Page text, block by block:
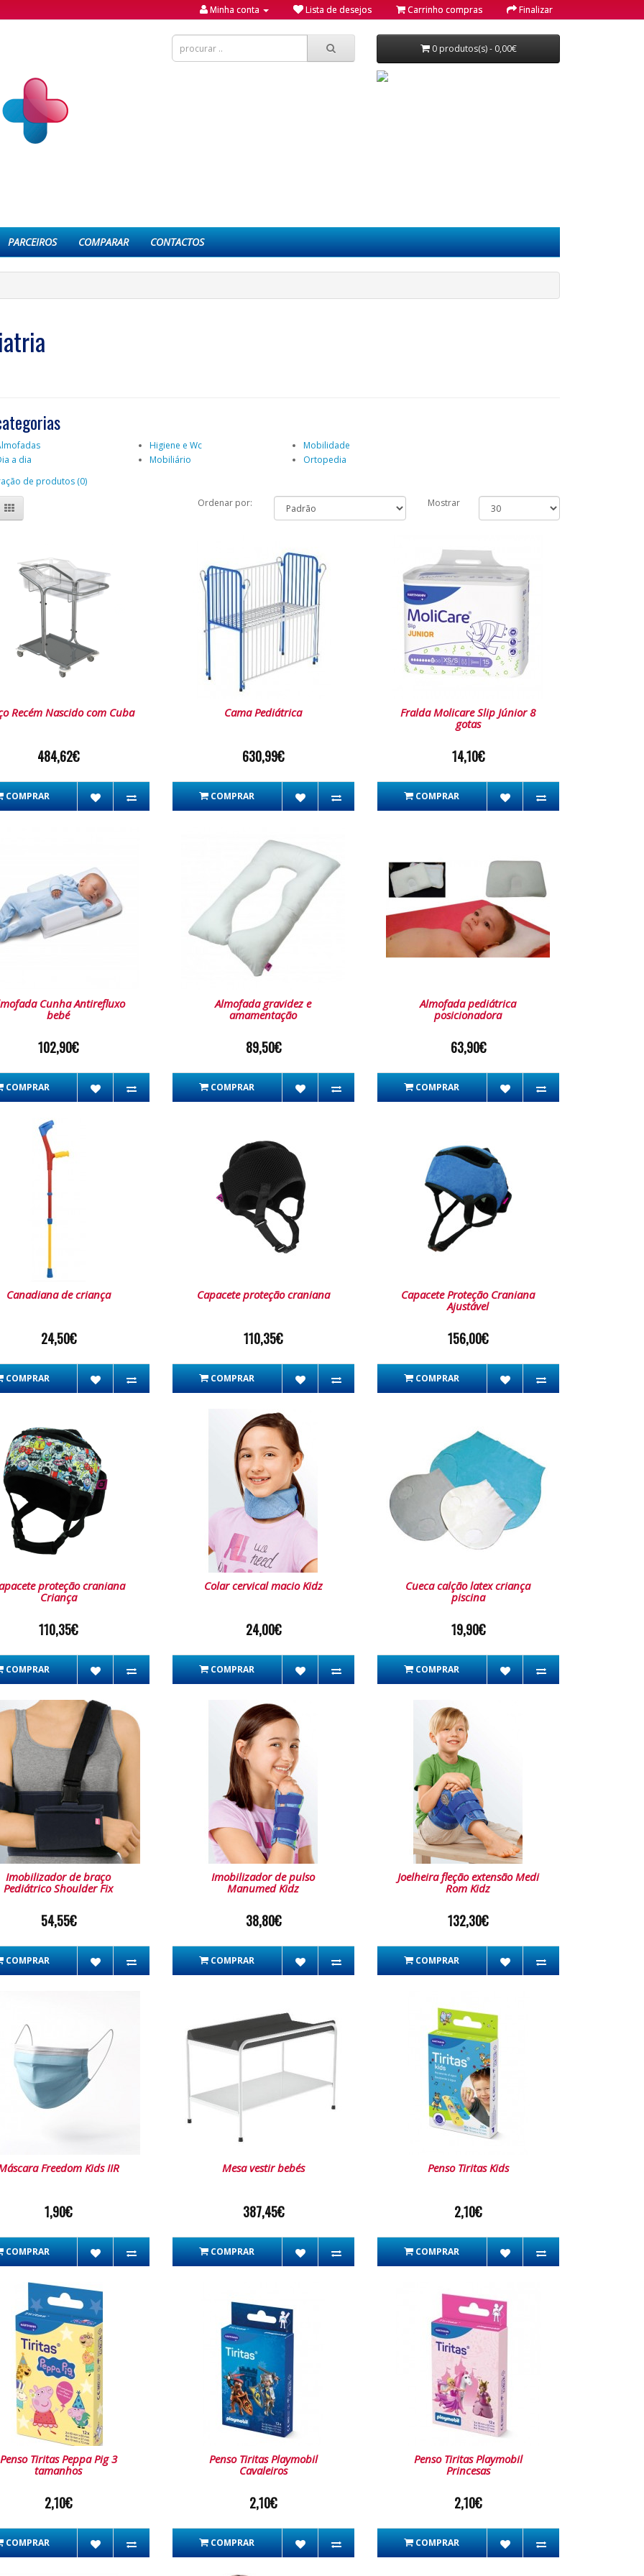
Minha conta Lista de desejos Carrinho compras Finalizar
0 produtos(s) - 0,00€
PARCEIROS COMPARAR CONTACTOS
a dia
Higiene e Wc
Mobiliário
Mobilidade
Ortopedia
de produtos (0)
Ordenar por:
Mostrar
Recém Nascido com Cuba
484,62€
COMPRAR
Cama Pediátrica
630,99€
COMPRAR
Fralda Molicare Slip Júnior 8
gotas
14,10€
COMPRAR
Cunha Antirefluxo
bebé
102,90€
COMPRAR
Almofada gravidez e
amamentação
89,50€
COMPRAR
Almofada pediátrica
posicionadora
63,90€
COMPRAR
Canadiana de criança
24,50€
COMPRAR
Capacete proteção craniana
110,35€
COMPRAR
Capacete Proteção Craniana
Ajustável
156,00€
COMPRAR
proteção craniana
Criança
110,35€
COMPRAR
Colar cervical macio Kidz
24,00€
COMPRAR
Cueca calção latex criança
piscina
19,90€
COMPRAR
Imobilizador de braço
Pediátrico Shoulder Fix
54,55€
COMPRAR
Imobilizador de pulso
Manumed Kidz
38,80€
COMPRAR
Joelheira fleção extensão Medi
Rom Kidz
132,30€
COMPRAR
Freedom Kids IIR
1,90€
COMPRAR
Mesa vestir bebés
387,45€
COMPRAR
Penso Tiritas Kids
2,10€
COMPRAR
Penso Tiritas Peppa Pig 3
tamanhos
2,10€
COMPRAR
Penso Tiritas Playmobil
Cavaleiros
2,10€
COMPRAR
Penso Tiritas Playmobil
Princesas
2,10€
COMPRAR